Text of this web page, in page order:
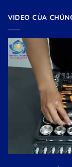
VIDEO CỦA